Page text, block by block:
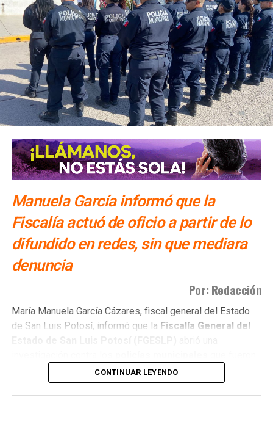
El número exacto de paquetes vendidos o apartados por
las agencias solo se conocerá al cierre de la temporada,
dijo Alonso.
También lee:Gallardo arranca operativo de seguridad para
Fenapo 2026
Manuela García informó que la
Fiscalía actuó de oficio a partir de lo
difundido en redes, sin que mediara
denuncia
Por: Redacción
María Manuela García Cázares, fiscal general del Estado
de San Luis Potosí, informó que la Fiscalía General del
captados en cámara en un sitio que las autoridades tienen
identificado comopunto de venta de drogas.
CONTINUAR LEYENDO